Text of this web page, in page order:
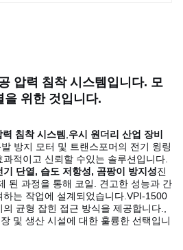
압력 침착 시스템입니다. 모
을 위한 것입니다.
침착 시스템 우시 원더리 산업 장비
발 방지 모터 및 트랜스포머의 전기 윙링
적이고 신뢰할 수있는 솔루션입니다.
기 단열, 습도 저항성, 곰팡이 방지성진
된 과정을 통해 코일. 견고한 성능과 간
는 작업에 설계되었습니다.VPI-1500
균형 잡힌 접근 방식을 제공합니다.,
및 생산 시설에 대한 훌륭한 선택입니